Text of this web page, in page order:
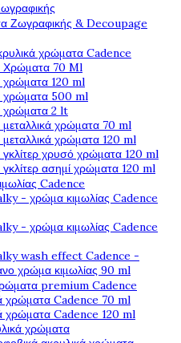
Ζωγραφικής & Decoupage
χρώματα Cadence
Χρώματα 70 Ml
χρώματα 120 ml
χρώματα 500 ml
χρώματα 2 lt
μεταλλικά χρώματα 70 ml
μεταλλικά χρώματα 120 ml
γκλίτερ χρυσό χρώματα 120 ml
γκλίτερ ασημί χρώματα 120 ml
Cadence
- χρώμα κιμωλίας Cadence
- χρώμα κιμωλίας Cadence
wash effect Cadence -
χρώμα κιμωλίας 90 ml
premium Cadence
χρώματα Cadence 70 ml
χρώματα Cadence 120 ml
χρώματα